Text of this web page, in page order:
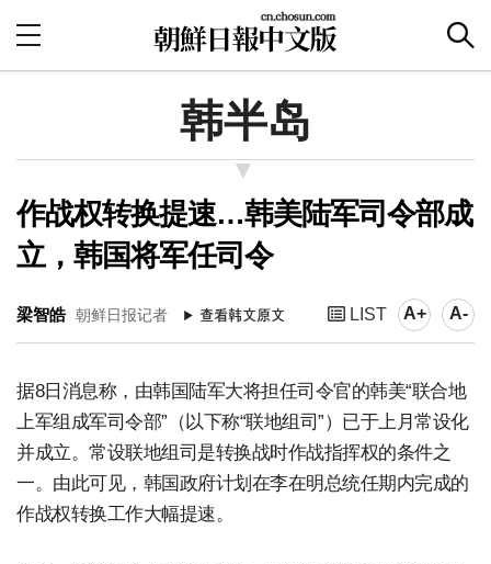
韩半岛
作战权转换提速…韩美陆军司令部成
立，韩国将军任司令
梁智皓 朝鲜日报记者 LIST A+ A-
据8日消息称，由韩国陆军大将担任司令官的韩美“联合地
上军组成军司令部”（以下称“联地组司”）已于上月常设化
并成立。常设联地组司是转换战时作战指挥权的条件之
一。由此可见，韩国政府计划在李在明总统任期内完成的
作战权转换工作大幅提速。